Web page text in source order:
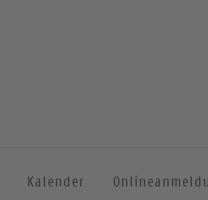
Kalender